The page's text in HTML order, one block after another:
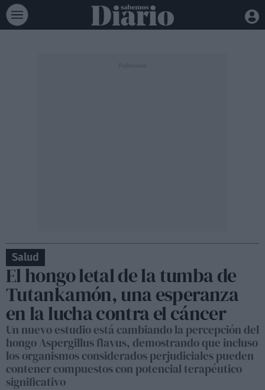
Salud
El hongo letal de la tumba de
Tutankamón, una esperanza
en la lucha contra el cáncer
Un nuevo estudio está cambiando la percepción del
hongo Aspergillus flavus, demostrando que incluso
los organismos considerados perjudiciales pueden
contener compuestos con potencial terapéutico
significativo